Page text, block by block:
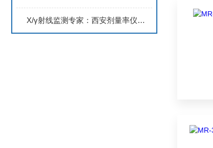
X/γ射线监测专家：西安剂量率仪的技术原理与测量范围